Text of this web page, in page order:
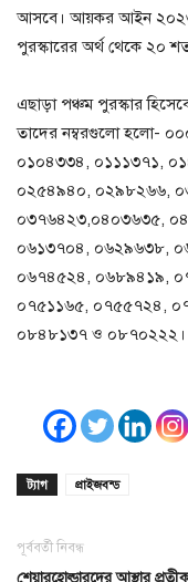
আসবে। আয়কর আইন ২০২৩-
পুরস্কারের অর্থ থেকে ২০
এছাড়া পঞ্চম পুরস্কার
তাদের নম্বরগুলো হলো-
০১০৪৩৩৪, ০১১১৩৭১,
০২৫৪৯৪০, ০২৯৮২৬৬,
০৩৭৬৪২৩,০৪০৩৬৩৫,
০৬১৩৭০৪, ০৬২৯৬৩৮,
০৬৭৪৫২৪, ০৬৮৯৪১৯,
০৭৫১১৬৫, ০৭৫৫৭২৪,
০৮৪৮১৩৭ ও ০৮৭০২২২।
ট্যাগ প্রাইজবন্ড
পূর্ববর্তী নিবন্ধ
শেয়ারহোল্ডারদের আস্থার